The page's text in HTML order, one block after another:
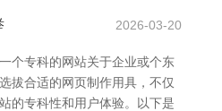
2026-03-20
个专科的网站关于企业或个东
拔合适的网页制作用具，不仅
的专科性和用户体验。以下是